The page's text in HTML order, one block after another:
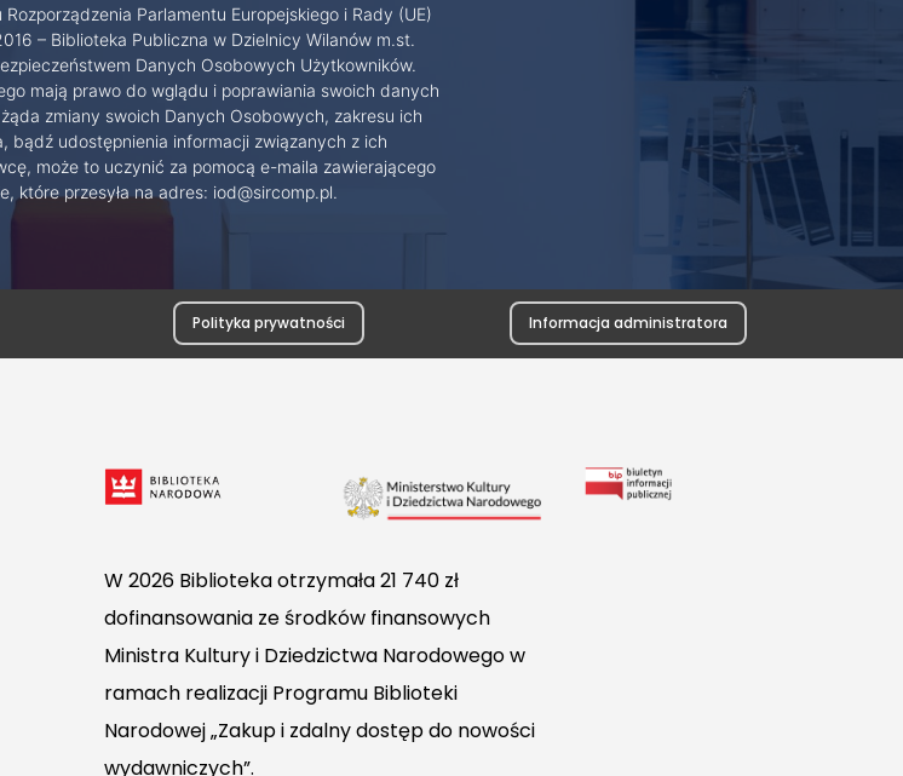
Parlamentu Europejskiego i Rady (UE)
– Biblioteka Publiczna w Dzielnicy Wilanów m.st.
Danych Osobowych Użytkowników.
mają prawo do wglądu i poprawiania swoich danych
zmiany swoich Danych Osobowych, zakresu ich
bądź udostępnienia informacji związanych z ich
może to uczynić za pomocą e-maila zawierającego
które przesyła na adres: iod@sircomp.pl.
Polityka prywatności Informacja administratora
W 2026 Biblioteka otrzymała 21 740 zł
dofinansowania ze środków finansowych
Ministra Kultury i Dziedzictwa Narodowego w
ramach realizacji Programu Biblioteki
Narodowej „Zakup i zdalny dostęp do nowości
wydawniczych”.
Link